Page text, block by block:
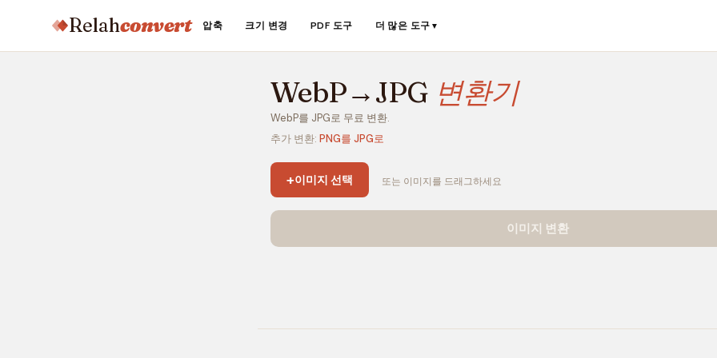
Relahconvert 압축 크기 변경 PDF 도구 더 많은 도구 ▼
WebP→JPG 변환기
WebP를 JPG로 무료 변환.
추가 변환: PNG를 JPG로
+이미지 선택 또는 이미지를 드래그하세요
이미지 변환